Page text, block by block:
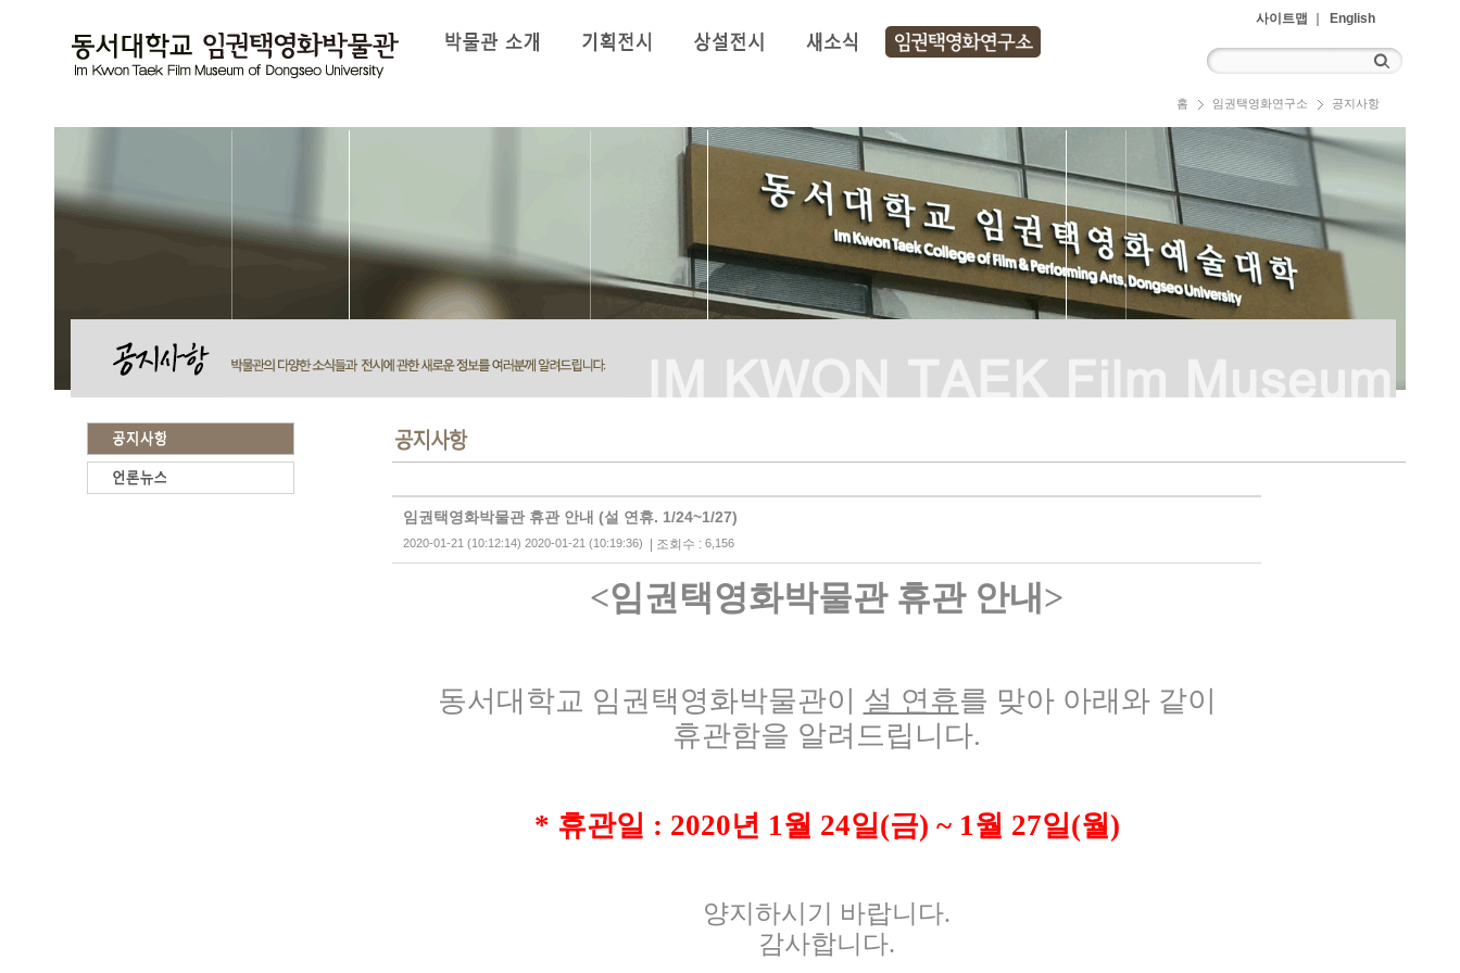
사이트맵 English
홈 임권택영화연구소 공지사항
임권택영화박물관 휴관 안내 (설 연휴. 1/24~1/27)
2020-01-21 (10:12:14) 2020-01-21 (10:19:36) | 조회수 : 6,156
<임권택영화박물관 휴관 안내 >
동서대학교 임권택영화박물관이 설 연휴를 맞아 아래와 같이
휴관함을 알려드립니다.
* 휴관일 : 2020년 1월 24일(금) ~ 1월 27일(월)
양지하시기 바랍니다.
감사합니다.